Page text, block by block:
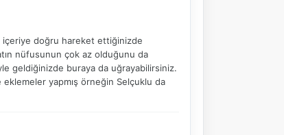
içeriye doğru hareket ettiğinizde
nüfusunun çok az olduğunu da
geldiğinizde buraya da uğrayabilirsiniz.
yapmış örneğin Selçuklu da
Akıllı Asistan
kullanmadan, sitedeki gerçek yerlerle akıllı rota